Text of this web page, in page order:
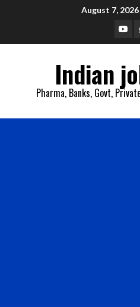
August 7, 2026
Indian
Pharma, Banks, Govt,